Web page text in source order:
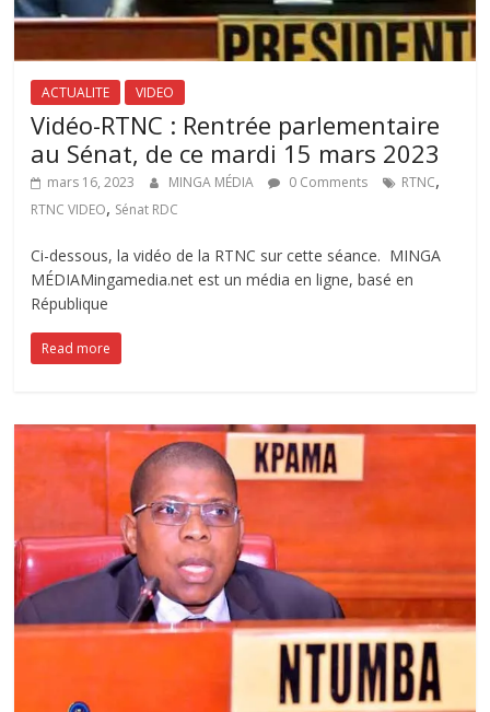
ACTUALITE VIDEO
Vidéo-RTNC : Rentrée parlementaire
au Sénat, de ce mardi 15 mars 2023
mars 16, 2023 MINGA MÉDIA 0 Comments RTNC,
RTNC VIDEO, Sénat RDC
Ci-dessous, la vidéo de la RTNC sur cette séance. MINGA
MÉDIAMingamedia.net est un média en ligne, basé en
République
Read more